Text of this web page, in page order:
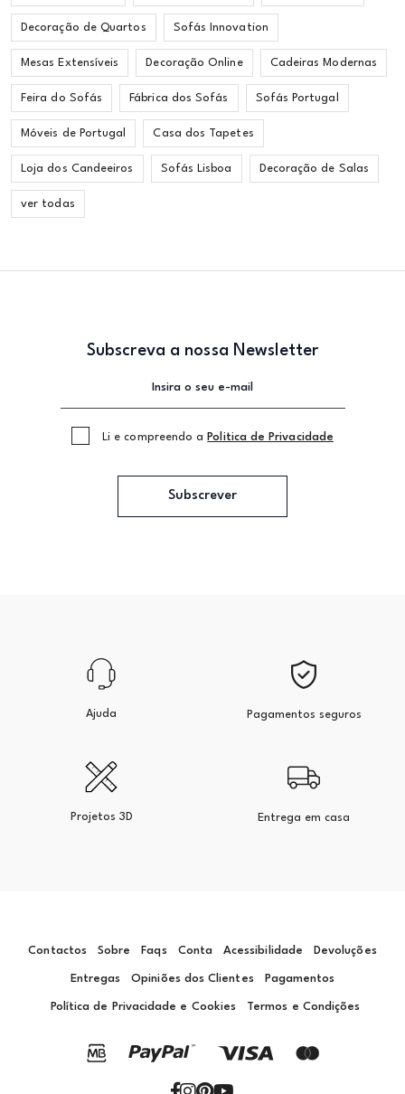
Decoração de Quartos Sofás Innovation
Mesas Extensíveis Decoração Online Cadeiras Modernas
Feira do Sofás Fábrica dos Sofás Sofás Portugal
Móveis de Portugal Casa dos Tapetes
Loja dos Candeeiros Sofás Lisboa Decoração de Salas
ver todas
Subscreva a nossa Newsletter
Li e compreendo a Politica de Privacidade
Subscrever
Ajuda Pagamentos seguros
Projetos 3D Entrega em casa
Contactos Sobre Faqs Conta Acessibilidade Devoluções
Entregas Opiniões dos Clientes Pagamentos
Política de Privacidade e Cookies Termos e Condições